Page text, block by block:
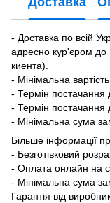
- Доставка по всій
адресно кур'єром до
киента).
- Мінімальна
- Термін постачання
- Термін постачання
- Мінімальна сума
Більше інформації
- Безготівковий
- Оплата онлайн на
- Мінімальна сума
Гарантія від